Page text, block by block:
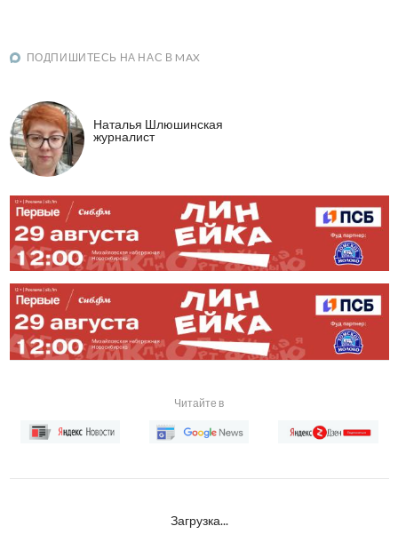
ПОДПИШИТЕСЬ НА НАС В MAX
Наталья Шлюшинская
журналист
Читайте в
Загрузка...